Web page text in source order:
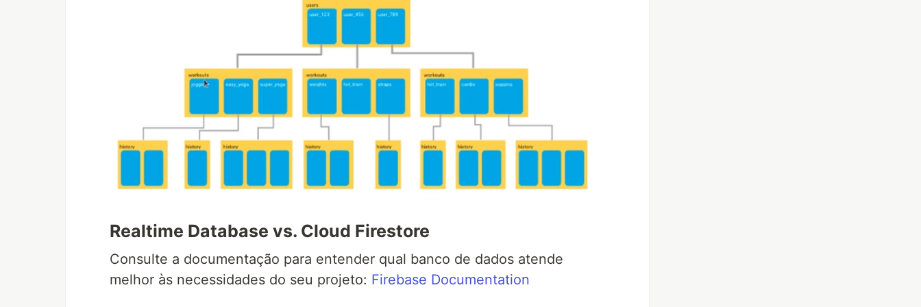
Realtime Database vs. Cloud Firestore
Consulte a documentação para entender qual banco de dados atende
melhor às necessidades do seu projeto: Firebase Documentation